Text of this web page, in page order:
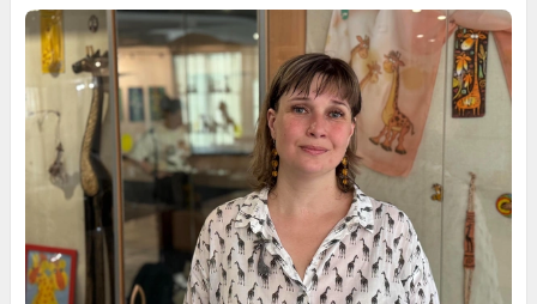
Обсудить
Обсудить Обсудить